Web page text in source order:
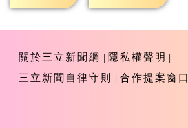
關於三立新聞網
隱私權聲明
三立新聞自律守則
合作提案窗口